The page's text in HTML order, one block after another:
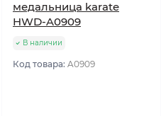
медальница karate
HWD-A0909
В наличии
Код товара: A0909